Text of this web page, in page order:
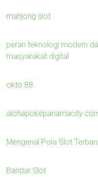
mahjong slot
peran teknologi modern
masyarakat digital
okto 88
Mengenal Pola Slot
Bandar Slot